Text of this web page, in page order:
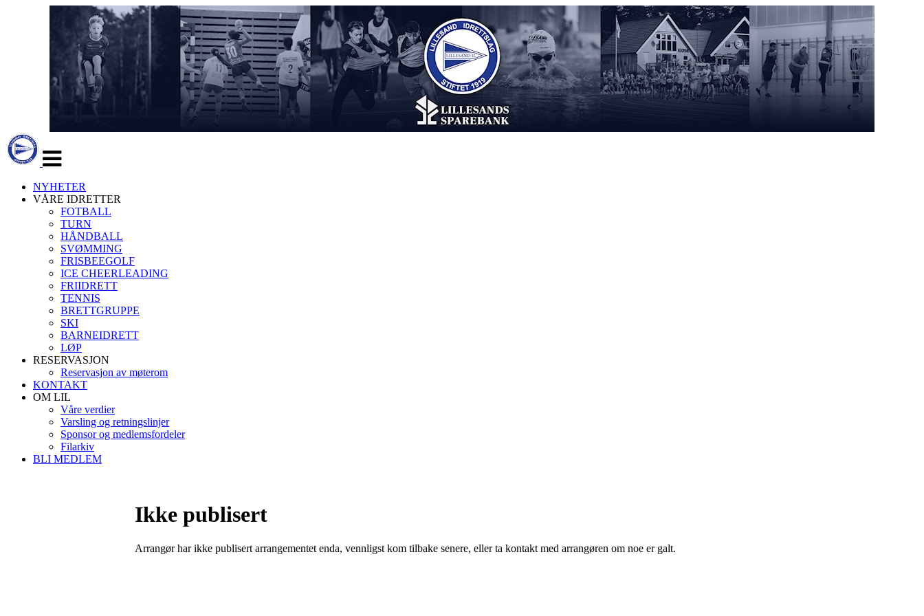
navigasjon
NYHETER
VÅRE IDRETTER
FOTBALL
TURN
HÅNDBALL
SVØMMING
FRISBEEGOLF
ICE CHEERLEADING
FRIIDRETT
TENNIS
BRETTGRUPPE
SKI
BARNEIDRETT
LØP
RESERVASJON
Reservasjon av møterom
KONTAKT
OM LIL
Våre verdier
Varsling og retningslinjer
Sponsor og medlemsfordeler
Filarkiv
BLI MEDLEM
Ikke publisert
Arrangør har ikke publisert arrangementet enda, vennligst kom tilbake senere, eller ta kontakt med arrangøren om noe er galt.